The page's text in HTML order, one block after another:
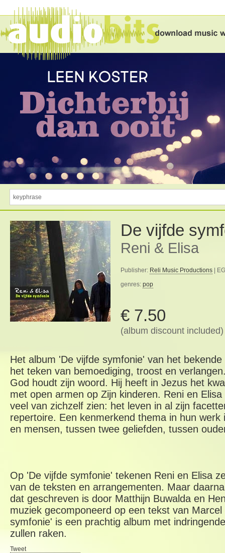
De vijfde
Reni & Elisa
Publisher: Reli Music Productions |
genres: pop
€ 7.50
(album discount included)
Het album 'De vijfde symfonie' van het
het teken van bemoediging, troost en
God houdt zijn woord. Hij heeft in Jezus het
met open armen op Zijn kinderen. Reni en
veel van zichzelf zien: het leven in al zijn
repertoire. Een kenmerkend thema in hun
en mensen, tussen twee geliefden, tussen
Op 'De vijfde symfonie' tekenen Reni en Elisa
van de teksten en arrangementen. Maar
dat geschreven is door Matthijn Buwalda en
muziek gecomponeerd op een tekst van
symfonie' is een prachtig album met
zullen raken.
Tweet